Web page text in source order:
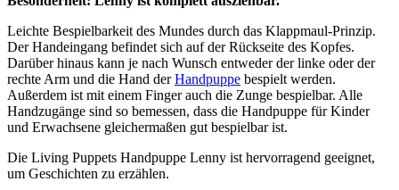
Leichte Bespielbarkeit des Mundes durch das Klappmaul-Prinzip.
Der Handeingang befindet sich auf der Rückseite des Kopfes.
Darüber hinaus kann je nach Wunsch entweder der linke oder der
rechte Arm und die Hand derHandpuppe bespielt werden.
Außerdem ist mit einem Finger auch die Zunge bespielbar. Alle
Handzugänge sind so bemessen, dass die Handpuppe für Kinder
und Erwachsene gleichermaßen gut bespielbar ist.
Die Living Puppets Handpuppe Lenny ist hervorragend geeignet,
um Geschichten zu erzählen.